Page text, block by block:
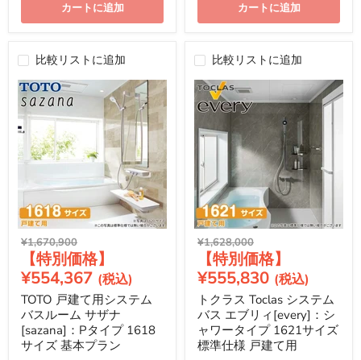
カートに追加 カートに追加
比較リストに追加
元
価
格
¥1,670,900
在
の
価
格
¥554,367
TOTO 戸建て用システム
バスルーム サザナ
[sazana]：Pタイプ 1618
サイズ 基本プラン
比較リストに追加
元
価
格
¥1,628,000
在
の
価
格
¥555,830
トクラス Toclas システム
バス エブリィ[every]：シ
ャワータイプ 1621サイズ
標準仕様 戸建て用